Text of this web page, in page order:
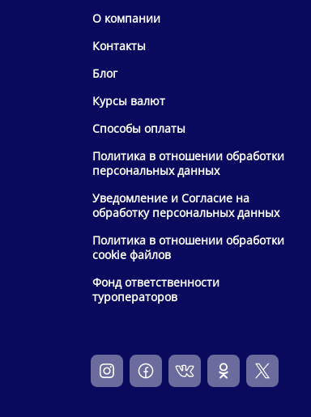
О компании
Контакты
Блог
Курсы валют
Способы оплаты
Политика в отношении обработки
персональных данных
Уведомление и Согласие на
обработку персональных данных
Политика в отношении обработки
cookie файлов
Фонд ответственности
туроператоров